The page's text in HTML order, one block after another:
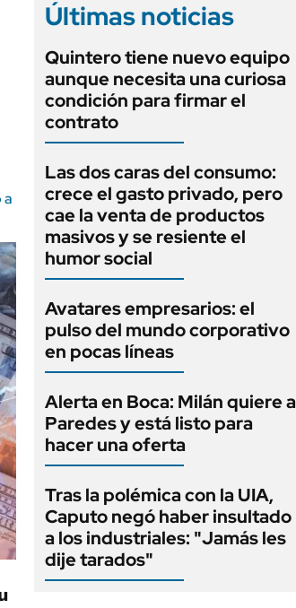
a
Últimas noticias
Quintero tiene nuevo equipo
aunque necesita una curiosa
condición para firmar el
contrato
Las dos caras del consumo:
crece el gasto privado, pero
cae la venta de productos
masivos y se resiente el
humor social
Avatares empresarios: el
pulso del mundo corporativo
en pocas líneas
Alerta en Boca: Milán quiere a
Paredes y está listo para
hacer una oferta
Tras la polémica con la UIA,
Caputo negó haber insultado
a los industriales: "Jamás les
dije tarados"